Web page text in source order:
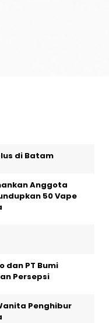
di Batam
Anggota
50 Vape
dan PT Bumi
Persepsi
Penghibur